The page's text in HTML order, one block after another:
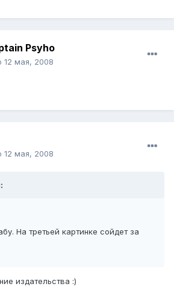
Psyho
12 мая, 2008
12 мая, 2008
На третьей картинке сойдет за
издательства :)